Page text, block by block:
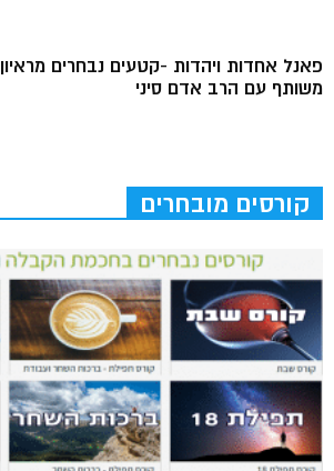
פאנל אחדות ויהדות -קטעים נבחרים מראיון
משותף עם הרב אדם סיני
קורסים מובחרים